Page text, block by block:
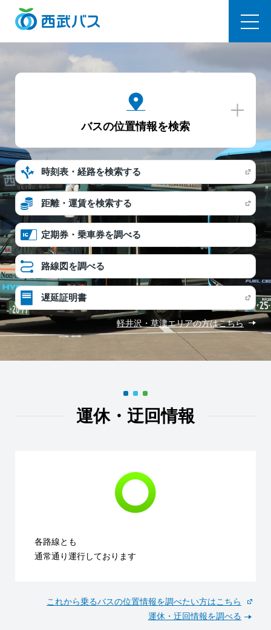
バスの位置情報を検索
時刻表・経路を検索する
距離・運賃を検索する
定期券・乗車券を調べる
路線図を調べる
遅延証明書
軽井沢・草津エリアの方はこちら
運休・迂回情報
各路線とも
通常通り運行しております
これから乗るバスの位置情報を調べたい方はこちら
運休・迂回情報を調べる